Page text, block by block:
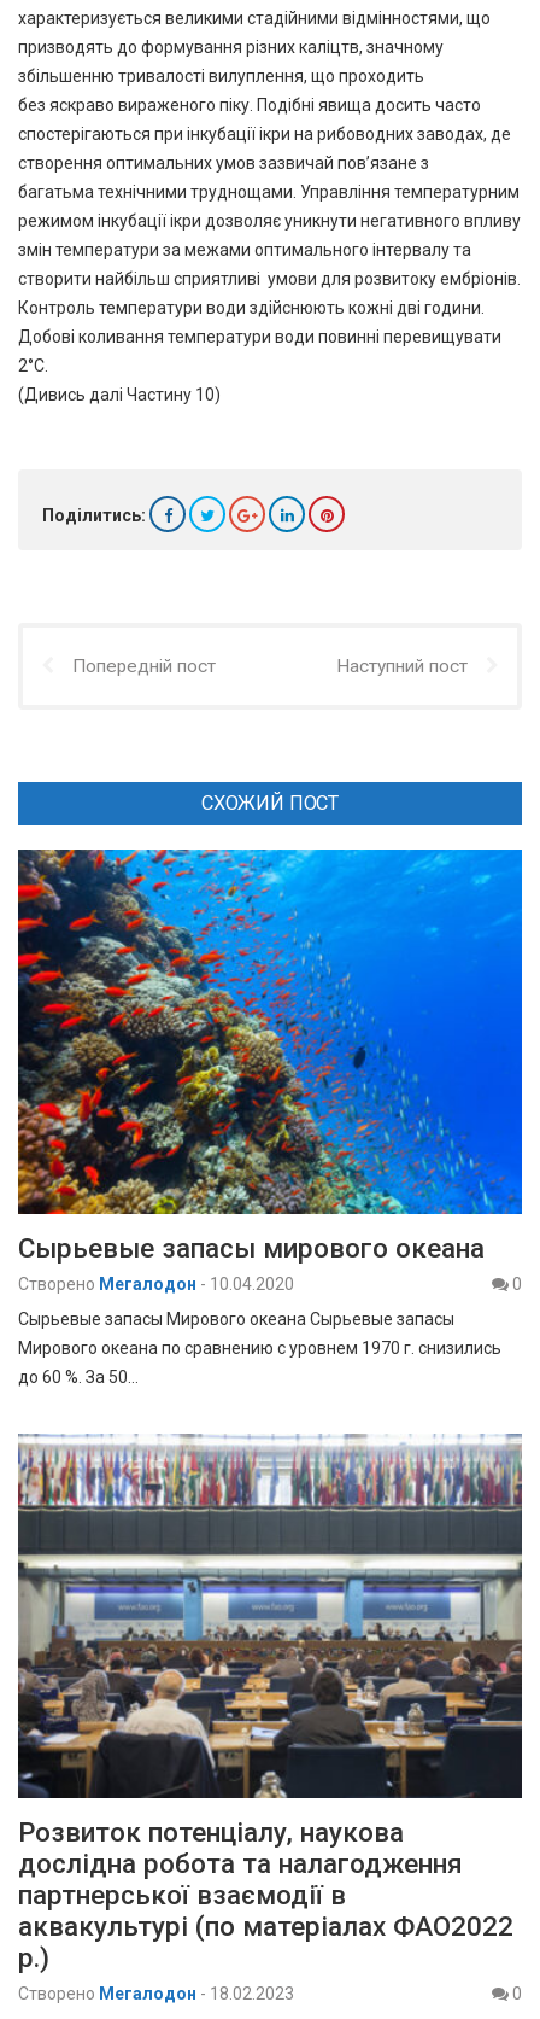
характеризується великими стадійними відмінностями, що
призводять до формування різних каліцтв, значному
збільшенню тривалості вилуплення, що проходить
без яскраво вираженого піку. Подібні явища досить часто
спостерігаються при інкубації ікри на рибоводних заводах, де
створення оптимальних умов зазвичай пов’язане з
багатьма технічними труднощами. Управління температурним
режимом інкубації ікри дозволяє уникнути негативного впливу
змін температури за межами оптимального інтервалу та
створити найбільш сприятливі умови для розвитоку ембріонів.
Контроль температури води здійснюють кожні дві години.
Добові коливання температури води повинні перевищувати
2°С.
(Дивись далі Частину 10)
Поділитись:
Попередній пост Наступний пост
СХОЖИЙ ПОСТ
Сырьевые запасы мирового океана
Створено Мегалодон - 10.04.2020
0
Сырьевые запасы Мирового океана Сырьевые запасы
Мирового океана по сравнению с уровнем 1970 г. снизились
до 60 %. За 50…
Розвиток потенціалу, наукова
дослідна робота та налагодження
партнерської взаємодії в
аквакультурі (по матеріалах ФАО2022
р.)
Створено Мегалодон - 18.02.2023
0